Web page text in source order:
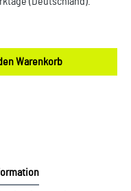
Wert ein
Warenkorb